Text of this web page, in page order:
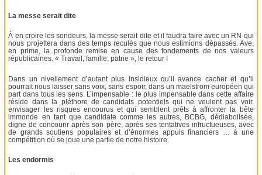
La messe serait dite
À en croire les sondeurs, la messe serait dite et il faudra faire avec un RN qui
nous projettera dans des temps reculés que nous estimions dépassés. Ave,
en prime, la profonde remise en cause des fondements de nos valeurs
républicaines. « Travail, famille, patrie », le retour !
Dans un nivellement d’autant plus insidieux qu’il avance cacher et qu’il
pourrait nous laisser sans voix, sans espoir, dans un maelström européen qui
part dans tous les sens. L’impensable : le plus impensable dans cette affaire
réside dans la pléthore de candidats potentiels qui ne veulent pas voir,
envisager les risques encourus et qui semblent prêts à affronter la bête
immonde en tant que candidate comme les autres, BCBG, dédiabolisée,
digne de concourir après son père, après ses tentatives infructueuses, avec
de grands soutiens populaires et d’énormes appuis financiers … à une
compétition où se joue une partie de notre histoire.
Les endormis